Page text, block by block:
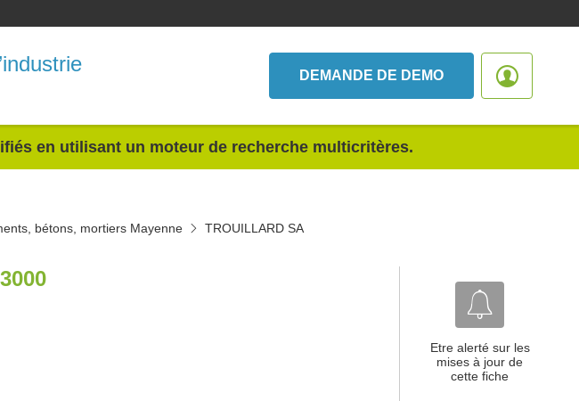
DEMANDE DE DEMO
en utilisant un moteur de recherche multicritères.
bétons, mortiers Mayenne TROUILLARD SA
Etre alerté sur les
mises à jour de
cette fiche